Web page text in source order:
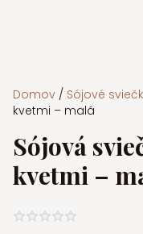
Domov / Sójové
kvetmi – malá
Sójová
kvetmi –